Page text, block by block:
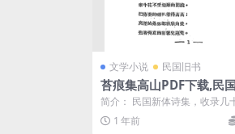
文学小说 民国旧书
苔痕集高山PDF下载,民
体诗集
简介： 民国新体诗集，收录几
近体诗，著者高山资料不详。
图： 目录： 上集...
1 年前